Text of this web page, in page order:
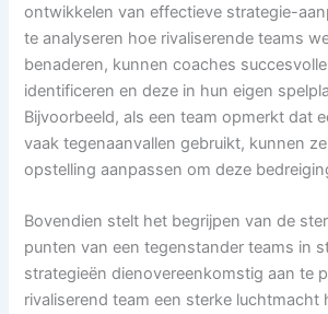
ontwikkelen van effectieve strategie-
te analyseren hoe rivaliserende teams
benaderen, kunnen coaches
identificeren en deze in hun eigen
Bijvoorbeeld, als een team opmerkt dat
vaak tegenaanvallen gebruikt, kunnen
opstelling aanpassen om deze
Bovendien stelt het begrijpen van de
punten van een tegenstander teams in
strategieën dienovereenkomstig aan te
rivaliserend team een sterke luchtmacht